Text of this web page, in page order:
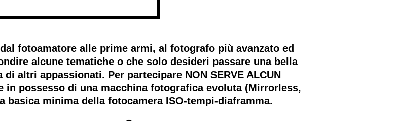
dal fotoamatore alle prime armi, al fotografo più avanzato ed
alcune tematiche o che solo desideri passare una bella
altri appassionati. Per partecipare NON SERVE ALCUN
in possesso di una macchina fotografica evoluta (Mirrorless,
basica minima della fotocamera ISO-tempi-diaframma.